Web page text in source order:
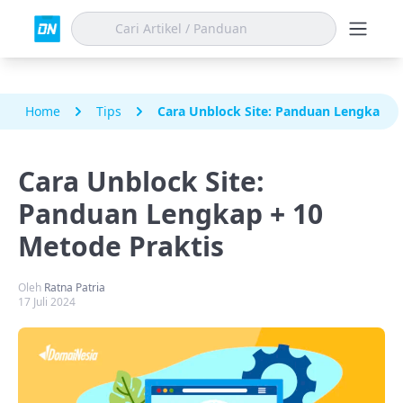
Home Tips Cara Unblock Site: Panduan Lengkap
Cara Unblock Site:
Panduan Lengkap + 10
Metode Praktis
Oleh Ratna Patria
17 Juli 2024